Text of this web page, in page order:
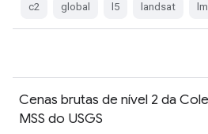
c2 global l5 landsat
Cenas brutas de nível 2 da
MSS do USGS